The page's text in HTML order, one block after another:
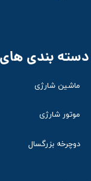
دسته بندی
ماشین شارژی
موتور شارژی
دوچرخه بزرگسال